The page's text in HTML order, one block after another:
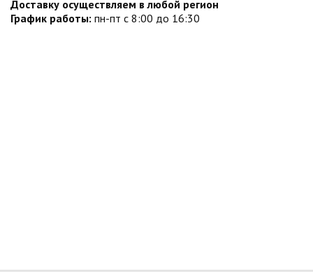
Доставку осуществляем в любой регион
График работы: пн-пт с 8:00 до 16:30